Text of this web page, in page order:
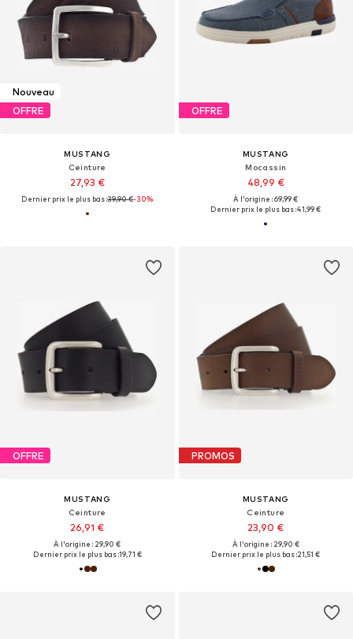
Nouveau
OFFRE
MUSTANG
Ceinture
27,93 €
Dernier prix le plus bas :39,90 €-30%
OFFRE
MUSTANG
Mocassin
48,99 €
À l'origine : 69,99 €
Dernier prix le plus bas :41,99 €
OFFRE
MUSTANG
Ceinture
26,91 €
À l'origine : 29,90 €
Dernier prix le plus bas :19,71 €
PROMOS
MUSTANG
Ceinture
23,90 €
À l'origine : 29,90 €
Dernier prix le plus bas :21,51 €